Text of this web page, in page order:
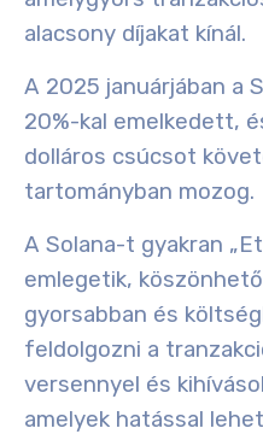
alacsony díjakat kínál.
A 2025 januárjában a
20%-kal emelkedett,
dolláros csúcsot
tartományban mozog.
A Solana-t gyakran
emlegetik,
gyorsabban és
feldolgozni a
versennyel és
amelyek hatással